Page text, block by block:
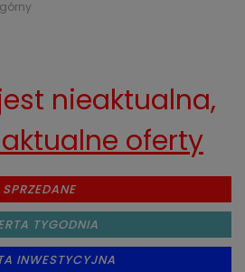
nieaktualna,
oferty
SPRZEDANE
TYGODNIA
INWESTYCYJNA